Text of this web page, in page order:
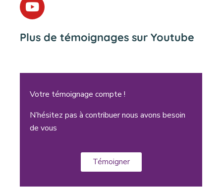
Plus de témoignages sur Youtube
Votre témoignage compte !
N’hésitez pas à contribuer nous avons besoin
de vous
Témoigner